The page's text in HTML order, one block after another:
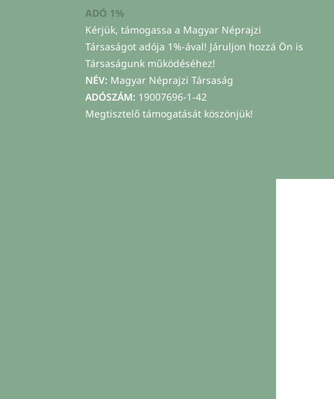
ADÓ 1%
Kérjük, támogassa a Magyar Néprajzi
Társaságot adója 1%-ával! Járuljon hozzá Ön is
Társaságunk működéséhez!
NÉV: Magyar Néprajzi Társaság
ADÓSZÁM: 19007696-1-42
Megtisztelő támogatását köszönjük!